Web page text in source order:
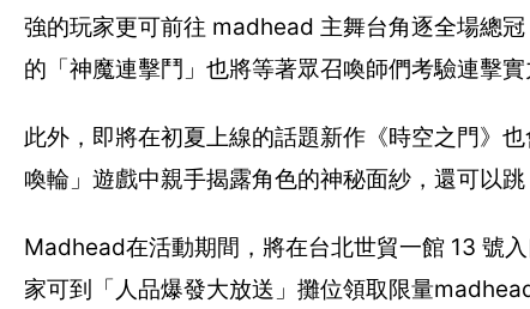
強的玩家更可前往 madhead 主舞台角逐全場總
的「神魔連擊鬥」也將等著眾召喚師們考驗連擊實
此外，即將在初夏上線的話題新作《時空之門》
喚輪」遊戲中親手揭露角色的神秘面紗，還可以
Madhead在活動期間，將在台北世貿一館 13 號
家可到「人品爆發大放送」攤位領取限量